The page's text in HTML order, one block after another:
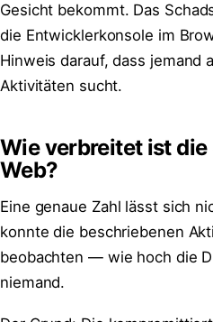
Gesicht bekommt. Das
die Entwicklerkonsole im
Hinweis darauf, dass jemand
Aktivitäten sucht.
Wie verbreitet ist
Web?
Eine genaue Zahl lässt sich
konnte die beschriebenen
beobachten — wie hoch die
niemand.